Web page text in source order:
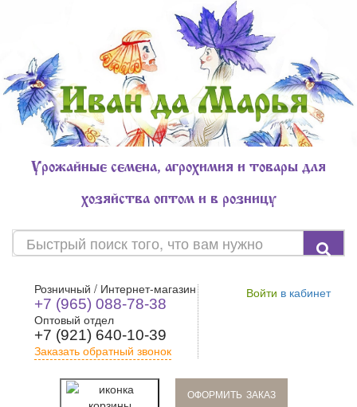
Урожайные семена, агрохимия и товары для
хозяйства оптом и в розницу
Розничный / Интернет-магазин
+7 (965) 088-78-38
Оптовый отдел
+7 (921) 640-10-39
Заказать обратный звонок
Войти в кабинет
oформить заказ